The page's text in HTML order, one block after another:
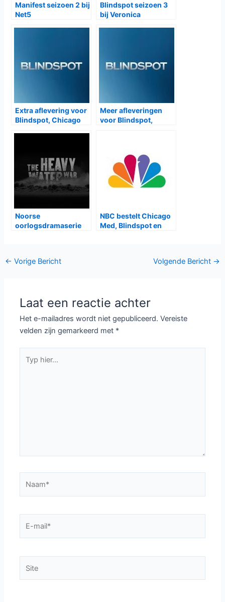
Manifest seizoen 2 bij
Net5
Blindspot seizoen 3
bij Veronica
Extra aflevering voor
Blindspot, Chicago
Meer afleveringen
voor Blindspot,
Noorse
oorlogsdramaserie
NBC bestelt Chicago
Med, Blindspot en
Bericht
← Vorige Bericht Volgende Bericht →
Laat een reactie achter
Het e-mailadres wordt niet gepubliceerd. Vereiste
velden zijn gemarkeerd met *
hier...
mail*